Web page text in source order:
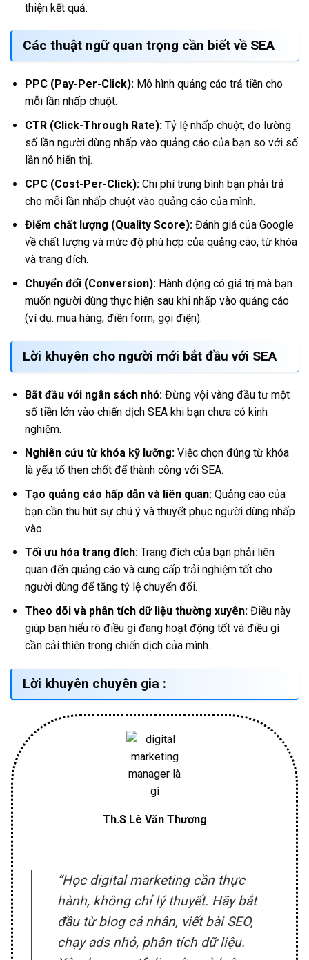
thiện kết quả.
Các thuật ngữ quan trọng cần biết về SEA
PPC (Pay-Per-Click):Mô hình quảng cáo trả tiền cho
mỗi lần nhấp chuột.
CTR (Click-Through Rate):Tỷ lệ nhấp chuột, đo lường
số lần người dùng nhấp vào quảng cáo của bạn so với số
lần nó hiển thị.
CPC (Cost-Per-Click):Chi phí trung bình bạn phải trả
cho mỗi lần nhấp chuột vào quảng cáo của mình.
Điểm chất lượng (Quality Score):Đánh giá của Google
về chất lượng và mức độ phù hợp của quảng cáo, từ khóa
và trang đích.
Chuyển đổi (Conversion):Hành động có giá trị mà bạn
muốn người dùng thực hiện sau khi nhấp vào quảng cáo
(ví dụ: mua hàng, điền form, gọi điện).
Lời khuyên cho người mới bắt đầu với SEA
Bắt đầu với ngân sách nhỏ:Đừng vội vàng đầu tư một
số tiền lớn vào chiến dịch SEA khi bạn chưa có kinh
nghiệm.
Nghiên cứu từ khóa kỹ lưỡng:Việc chọn đúng từ khóa
là yếu tố then chốt để thành công với SEA.
Tạo quảng cáo hấp dẫn và liên quan:Quảng cáo của
bạn cần thu hút sự chú ý và thuyết phục người dùng nhấp
vào.
Tối ưu hóa trang đích:Trang đích của bạn phải liên
quan đến quảng cáo và cung cấp trải nghiệm tốt cho
người dùng để tăng tỷ lệ chuyển đổi.
Theo dõi và phân tích dữ liệu thường xuyên:Điều này
giúp bạn hiểu rõ điều gì đang hoạt động tốt và điều gì
cần cải thiện trong chiến dịch của mình.
Lời khuyên chuyên gia :
Th.S Lê Văn Thương
“Học digital marketing cần thực
hành, không chỉ lý thuyết. Hãy bắt
đầu từ blog cá nhân, viết bài SEO,
chạy ads nhỏ, phân tích dữ liệu.